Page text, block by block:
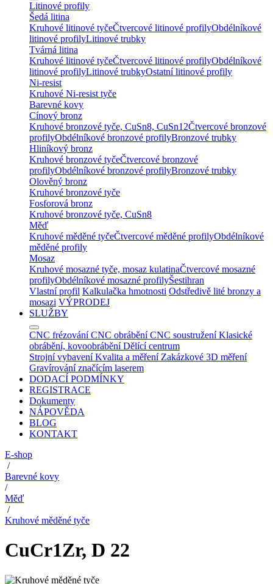
Litinové profily
Šedá litina
Kruhové litinové tyčeČtvercové litinové profilyObdélníkové
litinové profilyLitinové trubky
Tvárná litina
Kruhové litinové tyčeČtvercové litinové profilyObdélníkové
litinové profilyLitinové trubkyOstatní litinové profily
Ni-resist
Kruhové Ni-resist tyče
Barevné kovy
Cínový bronz
Kruhové bronzové tyče, CuSn8, CuSn12Čtvercové bronzové
profilyObdélníkové bronzové profilyBronzové trubky
Hliníkový bronz
Kruhové bronzové tyčeČtvercové bronzové
profilyObdélníkové bronzové profilyBronzové trubky
Olověný bronz
Kruhové bronzové tyče
Fosforová bronz
Kruhové bronzové tyče, CuSn8
Měď
Kruhové měděné tyčeČtvercové měděné profilyObdélníkové
měděné profily
Mosaz
Kruhové mosazné tyče, mosaz kulatinaČtvercové mosazné
profilyObdélníkové mosazné profilyŠestihran
Vlastní profil Kalkulačka hmotnosti Odstředivě lité bronzy a
mosazi VÝPRODEJ
SLUŽBY
CNC frézování CNC obrábění CNC soustružení Klasické
obrábění, kovoobrábění Dělící centrum
Strojní vybavení Kvalita a měření Zakázkové 3D měření
Gravírování značícím laserem
DODACÍ PODMÍNKY
REGISTRACE
Dokumenty
NÁPOVĚDA
BLOG
KONTAKT
E-shop
/
Barevné kovy
/
Měď
/
Kruhové měděné tyče
CuCr1Zr, D 22